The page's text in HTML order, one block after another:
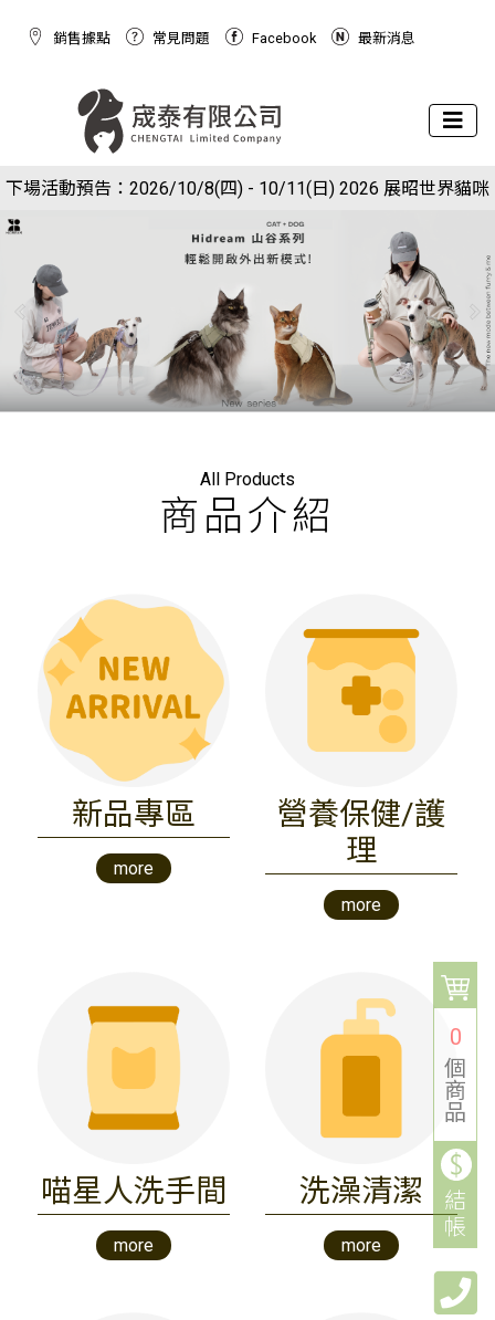
0
個
商
品
結
帳
銷售據點 常見問題 Facebook 最新消息
下場活動預告：2026/10/8(四) - 10/11(日) 2026 展昭世界貓咪
現在於官網下單就送狗狗潔牙棉球玩具(下單備註免費索取潔牙
球)
All Products
商品介紹
新品專區
more
營養保健/護
理
more
喵星人洗手間
more
洗澡清潔
more